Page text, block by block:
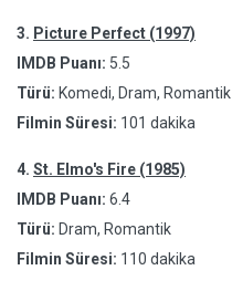
3. Picture Perfect (1997)
IMDB Puanı: 5.5
Türü: Komedi, Dram, Romantik
Filmin Süresi: 101 dakika
4. St. Elmo's Fire (1985)
IMDB Puanı: 6.4
Türü: Dram, Romantik
Filmin Süresi: 110 dakika